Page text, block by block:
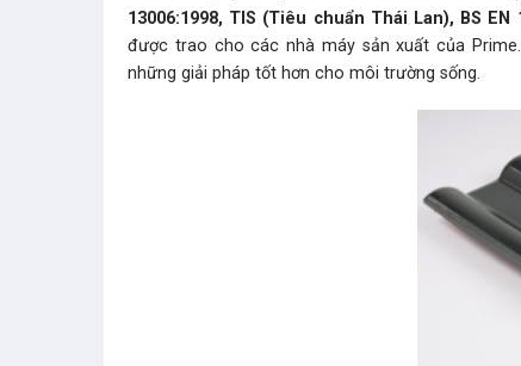
13006:1998, TIS (Tiêu chuẩn Thái Lan), BS
được trao cho các nhà máy sản xuất của
những giải pháp tốt hơn cho môi trường sống.